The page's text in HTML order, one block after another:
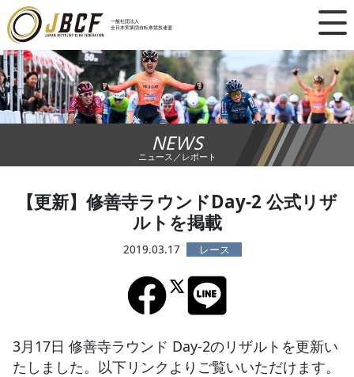
一般社団法人
全日本実業団自転車競技連盟
×
ニュース
レース日程
ランキング
チーム・選手
競技ガイド
加盟・登録
エントリー
NEWS
ニュース／レポート
【更新】修善寺ラウンドDay-2 公式リザ
ルトを掲載
2019.03.17
3月17日 修善寺ラウンド Day-2のリザルトを更新い
たしました。以下リンクよりご覧いいただけます。